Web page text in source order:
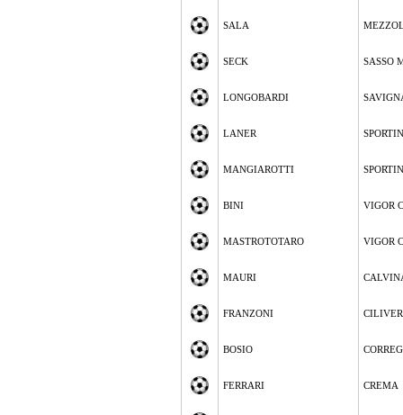
SALA
SECK SASSO
LONGOBARDI
LANER
MANGIAROTTI
BINI VIGOR
MASTROTOTARO VIGOR
MAURI
FRANZONI
BOSIO
FERRARI CREMA